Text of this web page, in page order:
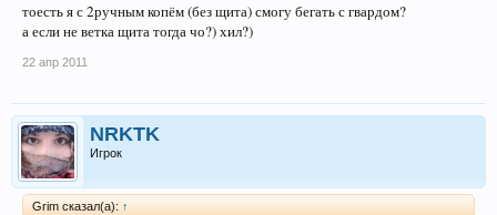
тоесть я с 2ручным копём (без щита) смогу бегать с гвардом?
а если не ветка щита тогда чо?) хил?)
22 апр 2011
NRKTK
Игрок
Grim сказал(а): ↑